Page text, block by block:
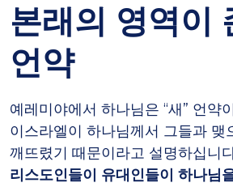
본래의 영역이
언약
예레미야에서 하나님은 “새” 언약
이스라엘이 하나님께서 그들과 맺
깨뜨렸기 때문이라고 설명하십니
리스도인들이 유대인들이 하나님